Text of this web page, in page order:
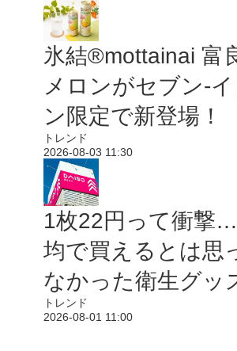
氷結®mottainai 富
メロンがセブン‐
ン限定で新登場！
トレンド
2026-08-03 11:30
1枚22円って衝撃
均で買えるとは思
なかった衛生グッ
トレンド
2026-08-01 11:00